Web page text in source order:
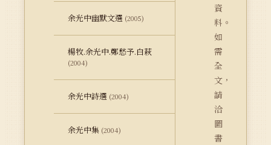
余光中幽默文選 (2005)
楊牧.余光中.鄭愁予.白萩
(2004)
余光中詩選 (2004)
余光中集 (2004)
資
料。
如
需
全
文，
請
洽
圖
書